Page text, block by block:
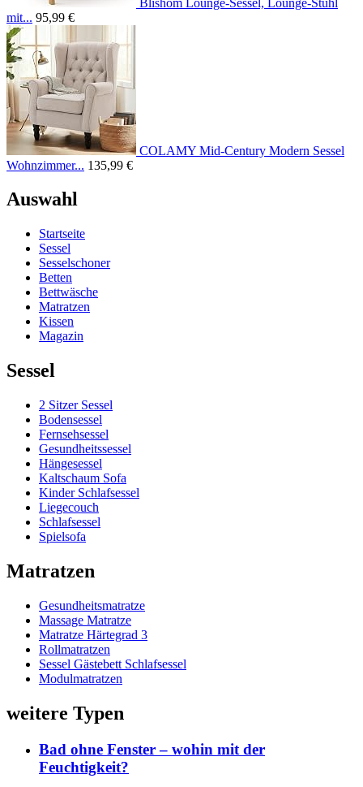
mit... 95,99 €
COLAMY Mid-Century Modern Sessel
Wohnzimmer... 135,99 €
Auswahl
Startseite
Sessel
Sesselschoner
Betten
Bettwäsche
Matratzen
Kissen
Magazin
Sessel
2 Sitzer Sessel
Bodensessel
Fernsehsessel
Gesundheitssessel
Hängesessel
Kaltschaum Sofa
Kinder Schlafsessel
Liegecouch
Schlafsessel
Spielsofa
Matratzen
Gesundheitsmatratze
Massage Matratze
Matratze Härtegrad 3
Rollmatratzen
Sessel Gästebett Schlafsessel
Modulmatratzen
weitere Typen
Bad ohne Fenster – wohin mit der
Feuchtigkeit?